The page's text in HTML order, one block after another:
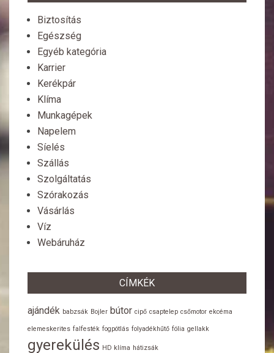
Biztosítás
Egészség
Egyéb kategória
Karrier
Kerékpár
Klíma
Munkagépek
Napelem
Síelés
Szállás
Szolgáltatás
Szórakozás
Vásárlás
Víz
Webáruház
CÍMKÉK
ajándék babzsák Bojler bútor cipő csaptelep csőmotor ekcéma
elemeskerites falfesték fogpótlás folyadékhűtő fólia gellakk
gyerekülés HD klíma hátizsák